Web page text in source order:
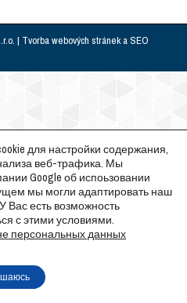
| Tvorba webových stránekaSEO
для настройки содержания,
веб-трафика. Мы
Google об испоьзовании
мы могли адаптировать наш
Вас есть возможность
с этими условиями.
персональных данных